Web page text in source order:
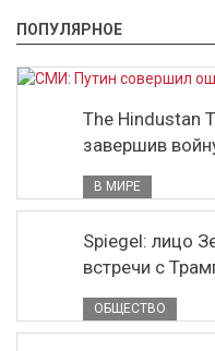
ПОПУЛЯРНОЕ
The Hindustan
завершив
В МИРЕ
Spiegel: лицо
встречи с
ОБЩЕСТВО